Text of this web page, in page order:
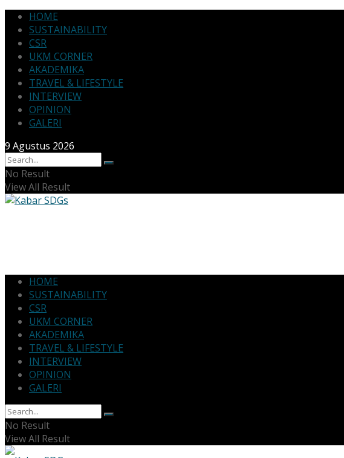
HOME
SUSTAINABILITY
CSR
UKM CORNER
AKADEMIKA
TRAVEL & LIFESTYLE
INTERVIEW
OPINION
GALERI
9 Agustus 2026
No Result
View All Result
HOME
SUSTAINABILITY
CSR
UKM CORNER
AKADEMIKA
TRAVEL & LIFESTYLE
INTERVIEW
OPINION
GALERI
No Result
View All Result